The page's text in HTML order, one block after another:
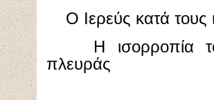
Ο Ιερεύς κατά τους
Η ισορροπία τού
πλευράς